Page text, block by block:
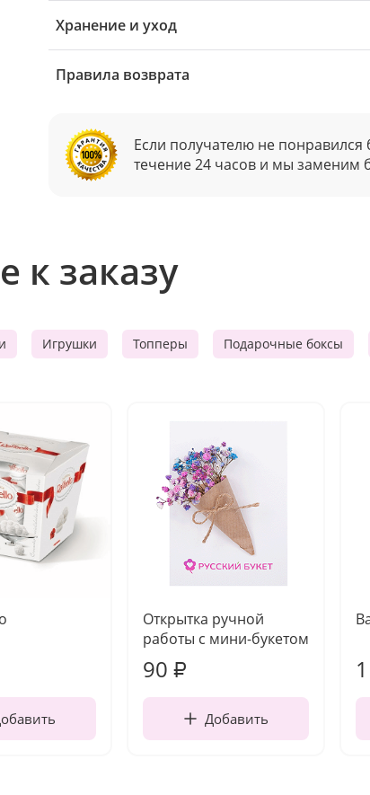
Хранение и уход
Правила возврата
Если получателю не понравился
течение 24 часов и мы заменим
к заказу
Игрушки Топперы Подарочные боксы
Открытка ручной
работы с мини-букетом
90 ₽
Добавить